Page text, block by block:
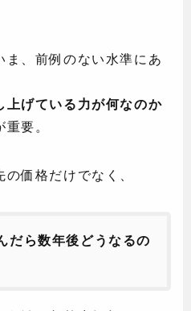
、前例のない水準にあ
上げている力が何なのか
要。
価格だけでなく、
だら数年後どうなるの